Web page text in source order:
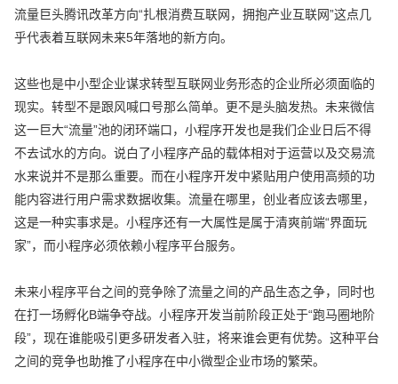
流量巨头腾讯改革方向“扎根消费互联网，拥抱产业互联网”这点几
乎代表着互联网未来5年落地的新方向。
这些也是中小型企业谋求转型互联网业务形态的企业所必须面临的
现实。转型不是跟风喊口号那么简单。更不是头脑发热。未来微信
这一巨大“流量”池的闭环端口，小程序开发也是我们企业日后不得
不去试水的方向。说白了小程序产品的载体相对于运营以及交易流
水来说并不是那么重要。而在小程序开发中紧贴用户使用高频的功
能内容进行用户需求数据收集。流量在哪里，创业者应该去哪里，
这是一种实事求是。小程序还有一大属性是属于清爽前端“界面玩
家”，而小程序必须依赖小程序平台服务。
未来小程序平台之间的竞争除了流量之间的产品生态之争，同时也
在打一场孵化B端争夺战。小程序开发当前阶段正处于“跑马圈地阶
段”，现在谁能吸引更多研发者入驻，将来谁会更有优势。这种平台
之间的竞争也助推了小程序在中小微型企业市场的繁荣。